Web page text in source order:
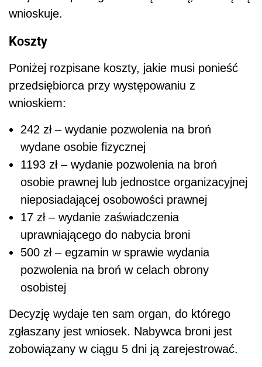
wnioskuje.
Koszty
Poniżej rozpisane koszty, jakie musi ponieść
przedsiębiorca przy występowaniu z
wnioskiem:
242 zł – wydanie pozwolenia na broń
wydane osobie fizycznej
1193 zł – wydanie pozwolenia na broń
osobie prawnej lub jednostce organizacyjnej
nieposiadającej osobowości prawnej
17 zł – wydanie zaświadczenia
uprawniającego do nabycia broni
500 zł – egzamin w sprawie wydania
pozwolenia na broń w celach obrony
osobistej
Decyzję wydaje ten sam organ, do którego
zgłaszany jest wniosek. Nabywca broni jest
zobowiązany w ciągu 5 dni ją zarejestrować.